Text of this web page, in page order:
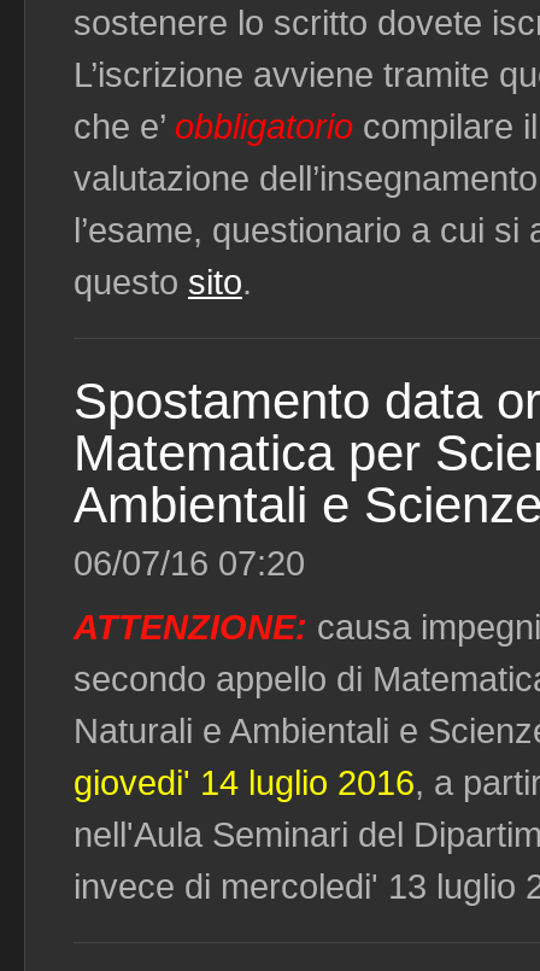
sostenere lo scritto dovete
L’iscrizione avviene tramite
che e’ obbligatorio compilare
valutazione
l’esame, questionario a cui si
questo sito.
Spostamento data
Matematica per
Ambientali e
06/07/16 07:20
ATTENZIONE: causa
secondo appello di
Naturali e Ambientali e
giovedi' 14 luglio 2016, a
nell'Aula Seminari del
invece di mercoledi' 13 luglio